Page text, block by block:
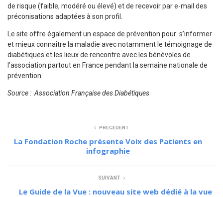
de risque (faible, modéré ou élevé) et de recevoir par e-mail des
préconisations adaptées à son profil.
Le site offre également un espace de prévention pour s’informer
et mieux connaître la maladie avec notamment le témoignage de
diabétiques et les lieux de rencontre avec les bénévoles de
l’association partout en France pendant la semaine nationale de
prévention.
Source : Association Française des Diabétiques
PRÉCÉDENT
La Fondation Roche présente Voix des Patients en
infographie
SUIVANT
Le Guide de la Vue : nouveau site web dédié à la vue